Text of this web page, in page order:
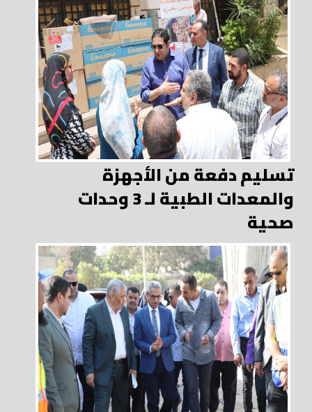
تسليم دفعة من الأجهزة
والمعدات الطبية لـ 3 وحدات
صحية